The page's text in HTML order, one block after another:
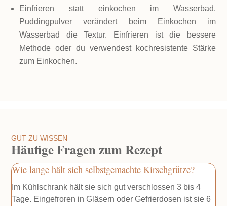
Einfrieren statt einkochen im Wasserbad.
Puddingpulver verändert beim Einkochen im
Wasserbad die Textur. Einfrieren ist die bessere
Methode oder du verwendest kochresistente Stärke
zum Einkochen.
GUT ZU WISSEN
Häufige Fragen zum Rezept
Wie lange hält sich selbstgemachte Kirschgrütze?
Im Kühlschrank hält sie sich gut verschlossen 3 bis 4
Tage. Eingefroren in Gläsern oder Gefrierdosen ist sie 6